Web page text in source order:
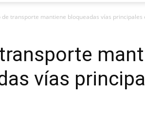
de transporte mantiene bloqueadas vías principales
vías